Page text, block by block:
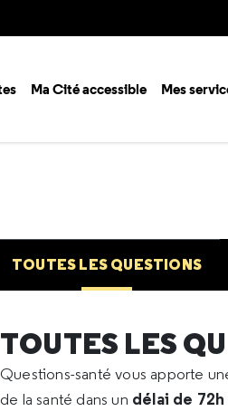
Ma Cité accessible Mes
TOUTES LES QUESTIONS
TOUTES LES
Questions-santé vous apporte
de la santé dans un délai de 72h